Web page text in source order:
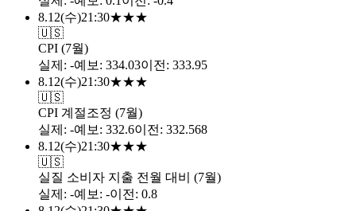
8.12(수)21:30★★★
🇺🇸
CPI (7월)
실제 : -예보 : 334.03이전 : 333.95
8.12(수)21:30★★★
🇺🇸
CPI 계절조정 (7월)
실제 : -예보 : 332.6이전 : 332.568
8.12(수)21:30★★★
🇺🇸
실질 소비자 지출 전월 대비 (7월)
실제 : -예보 : -이전 : 0.8